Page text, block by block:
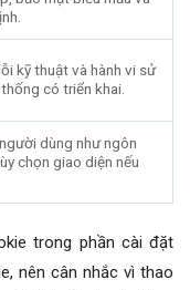
kỹ thuật và hành vi sử
có triển khai.
dùng như ngôn
chọn giao diện nếu
trong phần cài đặt
nên cân nhắc vì thao